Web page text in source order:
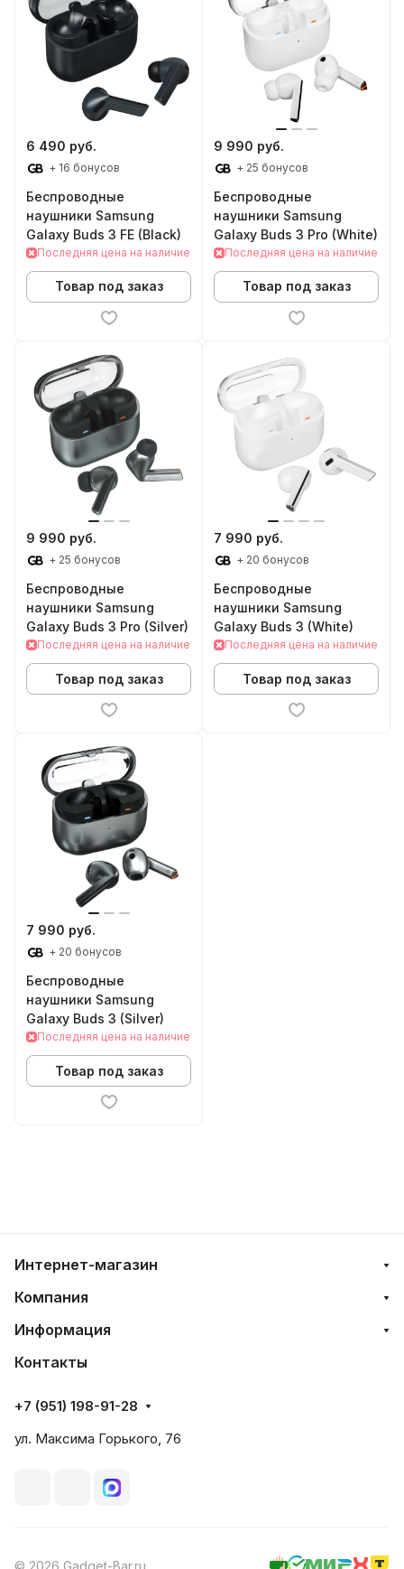
6 490 руб.
+ 16 бонусов
Беспроводные
наушники Samsung
Galaxy Buds 3 FE (Black)
Последняя цена на наличие
Товар под заказ
9 990 руб.
+ 25 бонусов
Беспроводные
наушники Samsung
Galaxy Buds 3 Pro (White)
Последняя цена на наличие
Товар под заказ
9 990 руб.
+ 25 бонусов
Беспроводные
наушники Samsung
Galaxy Buds 3 Pro (Silver)
Последняя цена на наличие
Товар под заказ
7 990 руб.
+ 20 бонусов
Беспроводные
наушники Samsung
Galaxy Buds 3 (White)
Последняя цена на наличие
Товар под заказ
7 990 руб.
+ 20 бонусов
Беспроводные
наушники Samsung
Galaxy Buds 3 (Silver)
Последняя цена на наличие
Товар под заказ
Интернет-магазин
Компания
Информация
Контакты
+7 (951) 198-91-28
ул. Максима Горького, 76
© 2026 Gadget-Bar.ru